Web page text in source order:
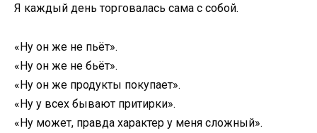
Я каждый день торговалась сама с собой.
«Ну он же не пьёт».
«Ну он же не бьёт».
«Ну он же продукты покупает».
«Ну у всех бывают притирки».
«Ну может, правда характер у меня сложный».